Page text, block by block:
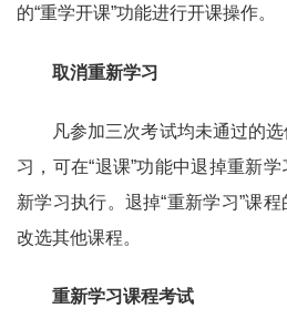
的“重学开课”功能进行开课操作。
取消重新学习
凡参加三次考试均未通过的
习，可在“退课”功能中退掉重新
新学习执行。退掉“重新学习”课
改选其他课程。
重新学习课程考试